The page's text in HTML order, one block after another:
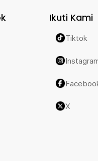
Ikuti Kami
Tiktok
X